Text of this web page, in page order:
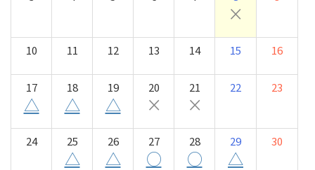
×
10 11 12 13 14 15 16
17
△
18
△
19
△
20
×
21
×
22 23
24 25
△
26
△
27
○
28
○
29
△
30